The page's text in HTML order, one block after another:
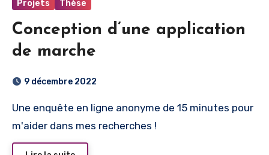
Projets Thèse
Conception d’une application
de marche
9 décembre 2022
Une enquête en ligne anonyme de 15 minutes pour
m'aider dans mes recherches !